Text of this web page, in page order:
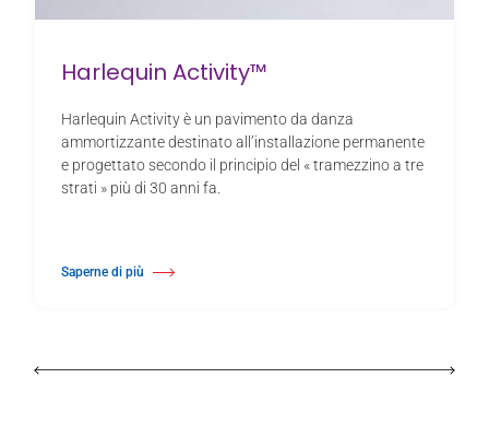
Harlequin Activity™
Harlequin Activity è un pavimento da danza
ammortizzante destinato all’installazione permanente
e progettato secondo il principio del « tramezzino a tre
strati » più di 30 anni fa.
Saperne di più
Di Harlequin Activity™